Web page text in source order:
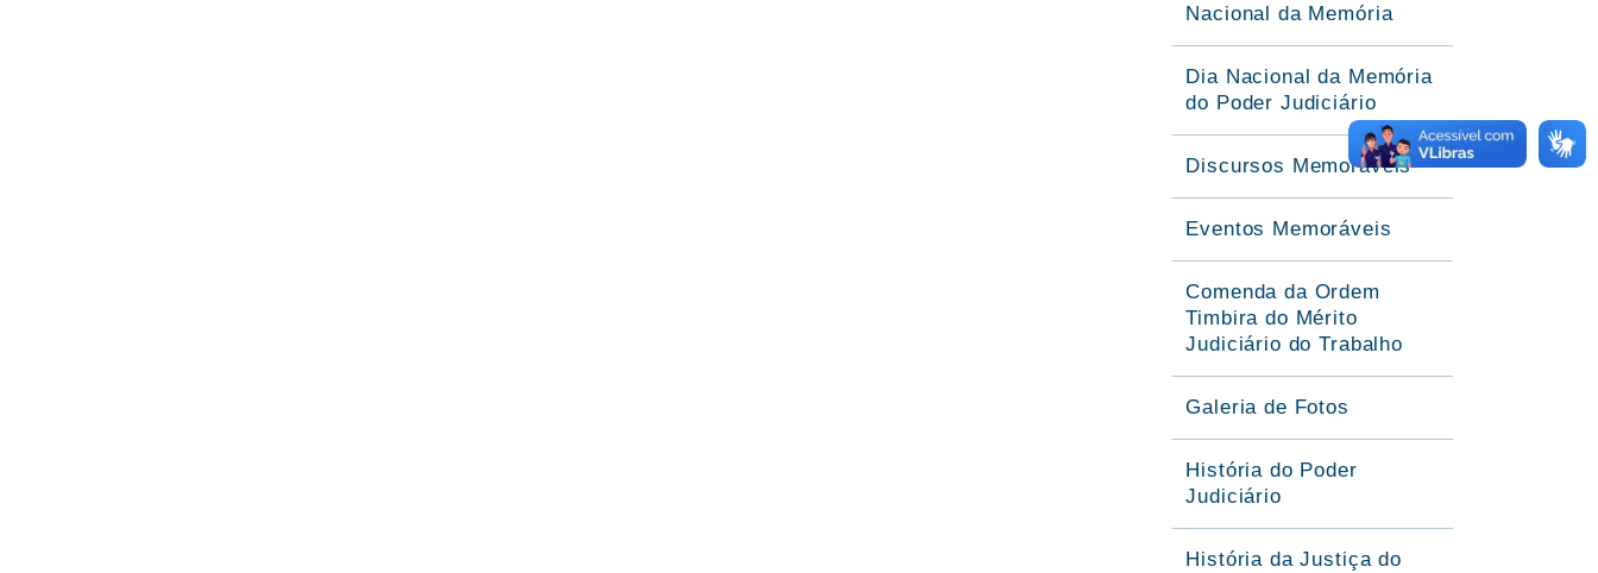
Nacional da Memória
Dia Nacional da Memória
do Poder Judiciário
Discursos Memoráveis
Eventos Memoráveis
Comenda da Ordem
Timbira do Mérito
Judiciário do Trabalho
Galeria de Fotos
História do Poder
Judiciário
História da Justiça do